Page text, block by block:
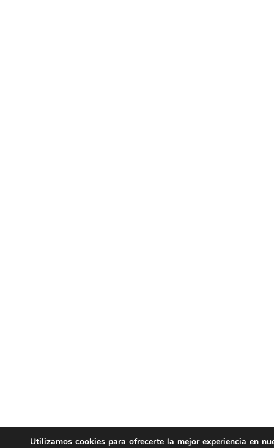
Utilizamos cookies para ofrecerte la mejor experiencia en